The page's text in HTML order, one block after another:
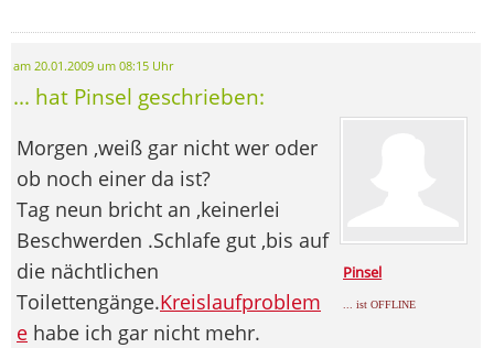
am 20.01.2009 um 08:15 Uhr
... hat Pinsel geschrieben:
Pinsel
... ist OFFLINE
Morgen ,weiß gar nicht wer oder
ob noch einer da ist?
Tag neun bricht an ,keinerlei
Beschwerden .Schlafe gut ,bis auf
die nächtlichen
Toilettengänge.Kreislaufproblem
e habe ich gar nicht mehr.